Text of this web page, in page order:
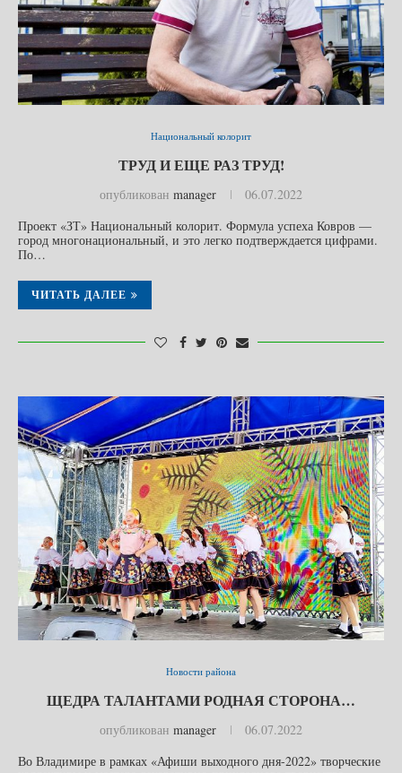
Национальный колорит
ТРУД И ЕЩЕ РАЗ ТРУД!
опубликован manager
06.07.2022
Проект «ЗТ» Национальный колорит. Формула успеха Ковров —
город многонациональный, и это легко подтверждается цифрами.
По…
ЧИТАТЬ ДАЛЕЕ
Новости района
ЩЕДРА ТАЛАНТАМИ РОДНАЯ СТОРОНА…
опубликован manager
06.07.2022
Во Владимире в рамках «Афиши выходного дня-2022» творческие